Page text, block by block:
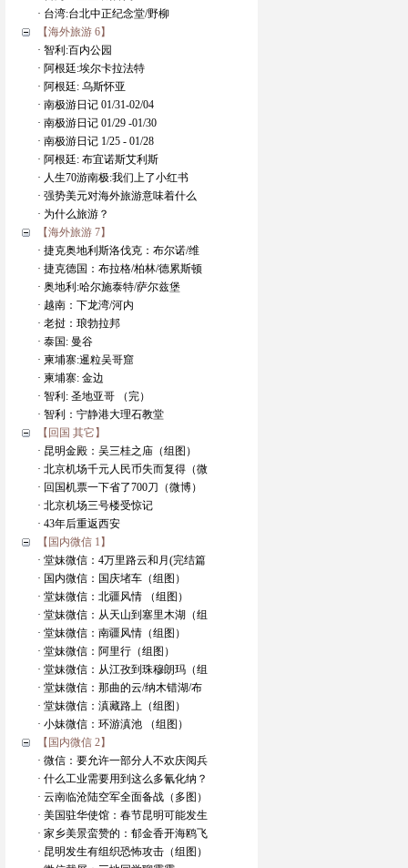
· 台湾:台北中正纪念堂/野柳
【海外旅游 6】
· 智利:百内公园
· 阿根廷:埃尔卡拉法特
· 阿根廷: 乌斯怀亚
· 南极游日记 01/31-02/04
· 南极游日记 01/29 -01/30
· 南极游日记 1/25 - 01/28
· 阿根廷: 布宜诺斯艾利斯
· 人生70游南极:我们上了小红书
· 强势美元对海外旅游意味着什么
· 为什么旅游？
【海外旅游 7】
· 捷克奥地利斯洛伐克：布尔诺/维
· 捷克德国：布拉格/柏林/德累斯顿
· 奥地利:哈尔施泰特/萨尔兹堡
· 越南：下龙湾/河内
· 老挝：琅勃拉邦
· 泰国: 曼谷
· 柬埔寨:暹粒吴哥窟
· 柬埔寨: 金边
· 智利: 圣地亚哥 （完）
· 智利：宁静港大理石教堂
【回国 其它】
· 昆明金殿：吴三桂之庙（组图）
· 北京机场千元人民币失而复得（微
· 回国机票一下省了700刀（微博）
· 北京机场三号楼受惊记
· 43年后重返西安
【国内微信 1】
· 堂妹微信：4万里路云和月(完结篇
· 国内微信：国庆堵车（组图）
· 堂妹微信：北疆风情 （组图）
· 堂妹微信：从天山到塞里木湖（组
· 堂妹微信：南疆风情（组图）
· 堂妹微信：阿里行（组图）
· 堂妹微信：从江孜到珠穆朗玛（组
· 堂妹微信：那曲的云/纳木错湖/布
· 堂妹微信：滇藏路上（组图）
· 小妹微信：环游滇池 （组图）
【国内微信 2】
· 微信：要允许一部分人不欢庆阅兵
· 什么工业需要用到这么多氰化纳？
· 云南临沧陆空军全面备战（多图）
· 美国驻华使馆：春节昆明可能发生
· 家乡美景蛮赞的：郁金香开海鸥飞
· 昆明发生有组织恐怖攻击（组图）